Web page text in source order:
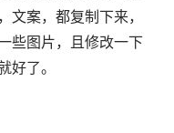
文案，都复制下来，
些图片，且修改一下
好了。